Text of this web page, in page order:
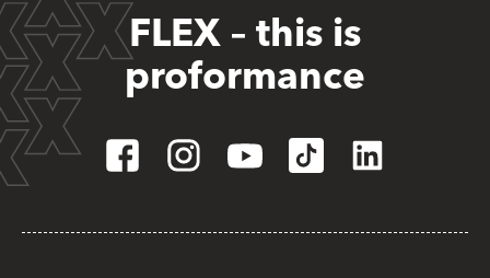
FLEX – this is
proformance